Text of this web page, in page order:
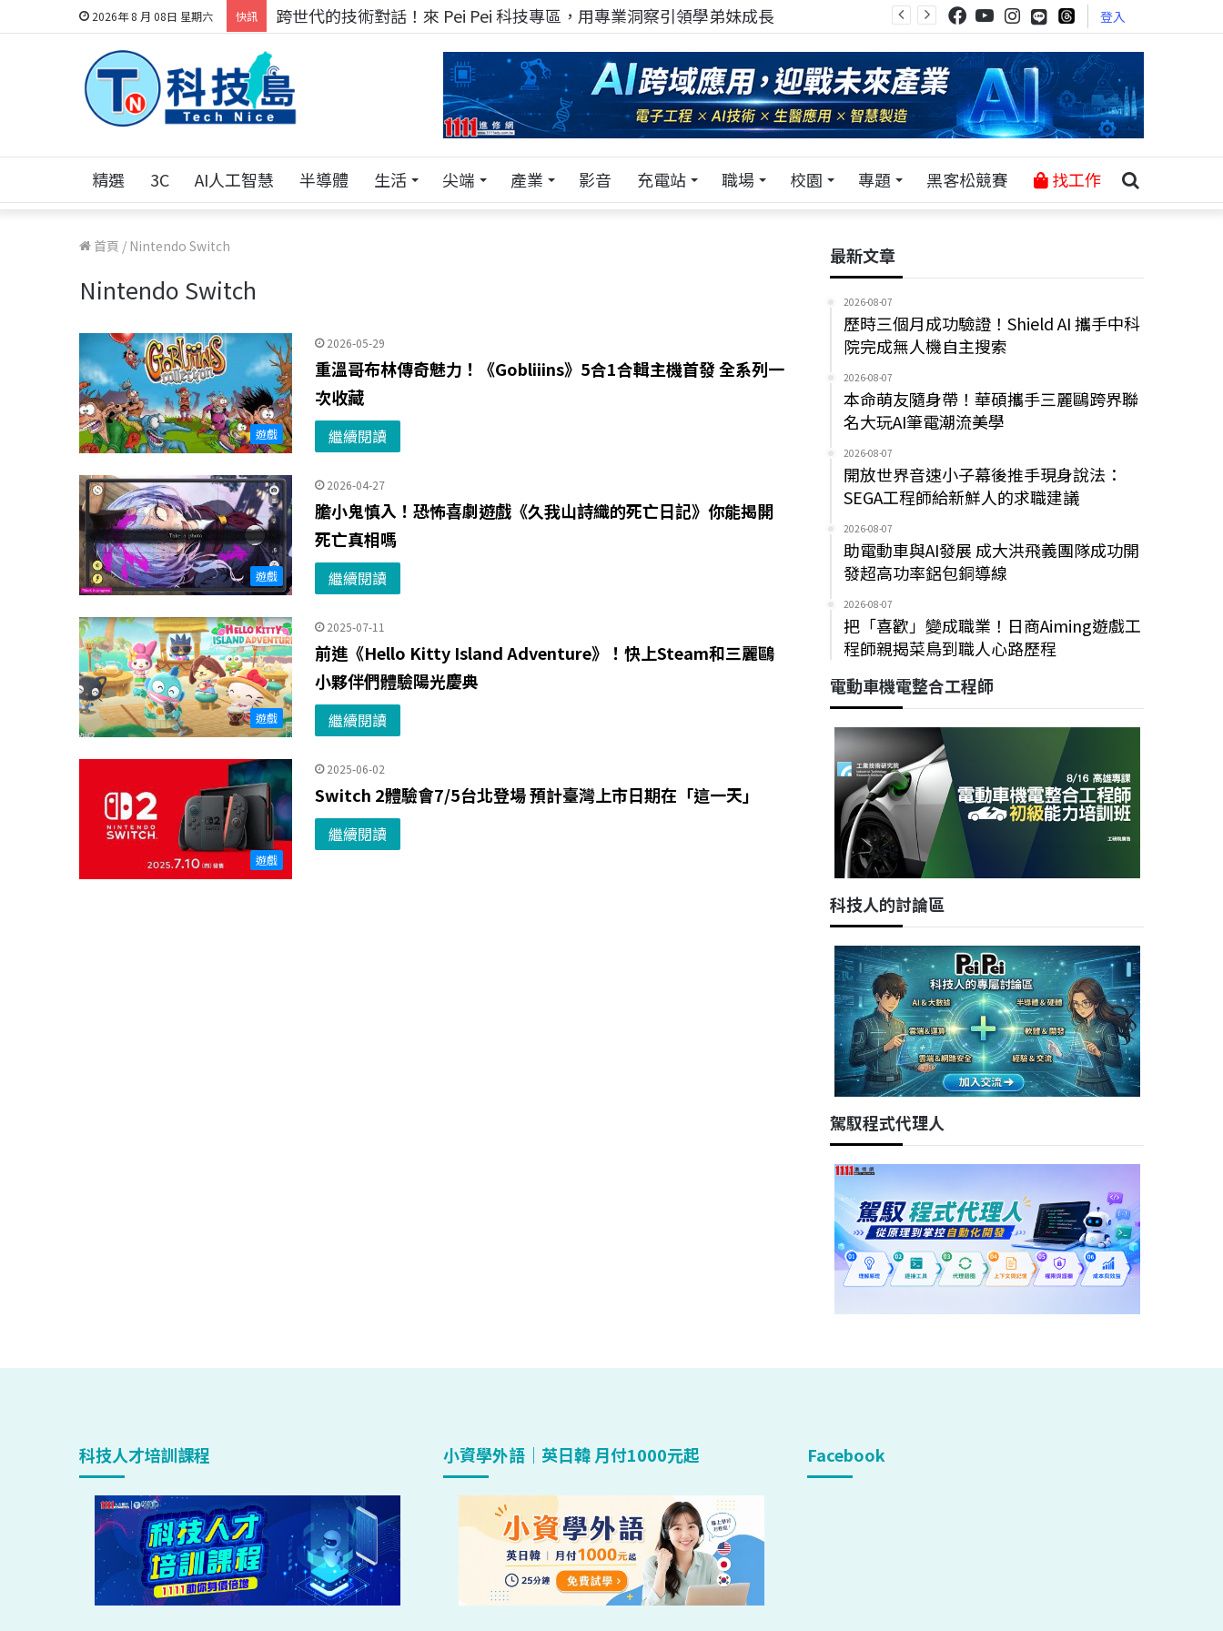
2026年 8 月 08日 星期六 快訊 跨世代的技術對話！來 Pei Pei 科技專區，用專業洞察引領學弟妹成長 登入
精選 3C AI人工智慧 半導體 生活 尖端 產業 影音 充電站 職場 校園 專題 黑客松競賽 找工作
首頁 / Nintendo Switch
Nintendo Switch
遊戲
2026-05-29
重溫哥布林傳奇魅力！《Gobliiins》5合1合輯主機首發 全系列一
次收藏
繼續閱讀
遊戲
2026-04-27
膽小鬼慎入！恐怖喜劇遊戲《久我山詩織的死亡日記》你能揭開
死亡真相嗎
繼續閱讀
遊戲
2025-07-11
前進《Hello Kitty Island Adventure》！快上Steam和三麗鷗
小夥伴們體驗陽光慶典
繼續閱讀
遊戲
2025-06-02
Switch 2體驗會7/5台北登場 預計臺灣上市日期在「這一天」
繼續閱讀
最新文章
2026-08-07
歷時三個月成功驗證！Shield AI 攜手中科
院完成無人機自主搜索
2026-08-07
本命萌友隨身帶！華碩攜手三麗鷗跨界聯
名大玩AI筆電潮流美學
2026-08-07
開放世界音速小子幕後推手現身說法：
SEGA工程師給新鮮人的求職建議
2026-08-07
助電動車與AI發展 成大洪飛義團隊成功開
發超高功率鋁包銅導線
2026-08-07
把「喜歡」變成職業！日商Aiming遊戲工
程師親揭菜鳥到職人心路歷程
電動車機電整合工程師
科技人的討論區
駕馭程式代理人
科技人才培訓課程 小資學外語｜英日韓 月付1000元起 Facebook